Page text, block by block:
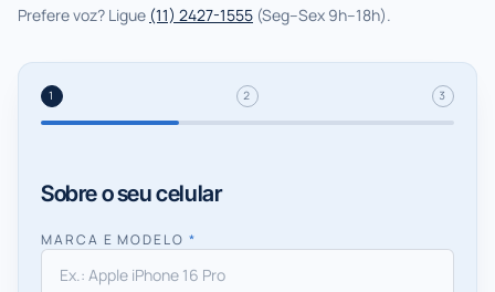
Prefere voz? Ligue (11) 2427-1555 (Seg–Sex 9h–18h).
1 2 3
Sobre o seu celular
MARCA E MODELO *